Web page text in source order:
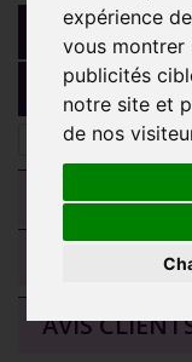
expérience
vous montrer
publicités
notre site et
de nos
Panier
MENU
Bijoux labret,
CATEGORIES
TRIER LES
AVIS